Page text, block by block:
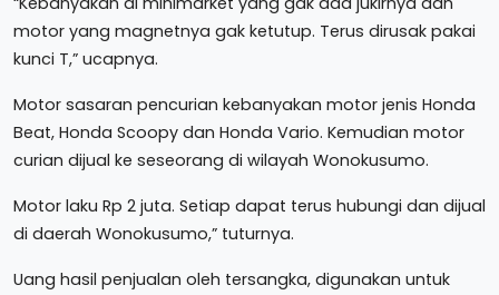
motor yang magnetnya gak ketutup. Terus dirusak pakai
kunci T,” ucapnya.
Motor sasaran pencurian kebanyakan motor jenis Honda
Beat, Honda Scoopy dan Honda Vario. Kemudian motor
curian dijual ke seseorang di wilayah Wonokusumo.
Motor laku Rp 2 juta. Setiap dapat terus hubungi dan dijual
di daerah Wonokusumo,” tuturnya.
Uang hasil penjualan oleh tersangka, digunakan untuk